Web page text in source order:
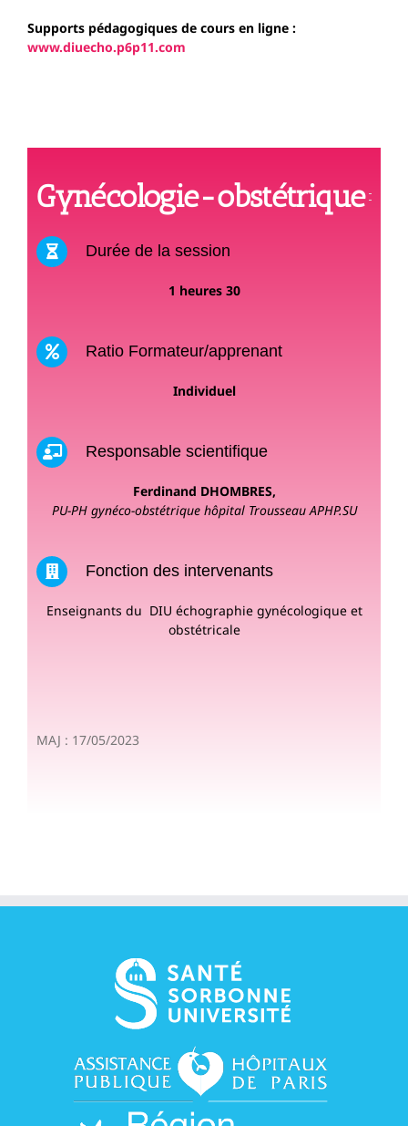
Supports pédagogiques de cours en ligne :
www.diuecho.p6p11.com
Gynécologie-obstétrique
Durée de la session
1 heures 30
Ratio Formateur/apprenant
Individuel
Responsable scientifique
Ferdinand DHOMBRES,
PU-PH gynéco-obstétrique hôpital Trousseau APHP.SU
Fonction des intervenants
Enseignants du DIU échographie gynécologique et
obstétricale
MAJ : 17/05/2023